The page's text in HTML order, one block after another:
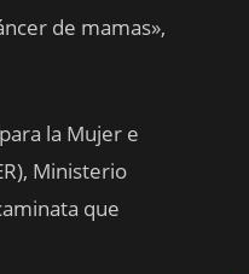
de mamas»,
la Mujer e
Ministerio
que